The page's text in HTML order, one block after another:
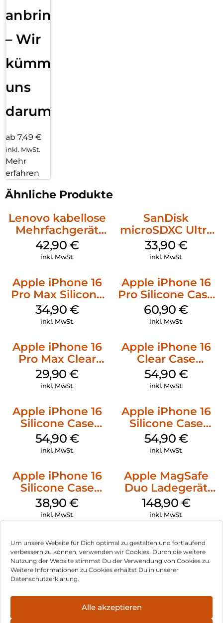
Um unsere Website für Dich optimal zu gestalten und fortlaufend
verbessern zu können, verwenden wir Cookies. Durch die weitere
Nutzung der Website stimmst Du der Verwendung von Cookies zu.
Weitere Informationen zu Cookies erhältst Du in unserer
Datenschutzerklärung.
Alle akzeptieren
anbringen
– Wir
kümmern
uns
darum!
ab 7,49 €
inkl. MwSt.
Mehr
erfahren
Ähnliche Produkte
Lenovo kabellose
Mehrfachgerät
Luna Grey
42,90 €
inkl. MwSt.
SanDisk
microSDXC Ultra
128 GB + Adapter
Mobile
33,90 €
inkl. MwSt.
Apple iPhone 16
Pro Max Silicone
Case MagSafe
Denim
34,90 €
inkl. MwSt.
Apple iPhone 16
Pro Silicone Case
MagSafe Stone
Gray
60,90€
inkl. MwSt.
Apple iPhone 16
Pro Max Clear
Case MagSafe
Transparent
29,90€
inkl. MwSt.
Apple iPhone 16
Clear Case
MagSafe
Transparent
54,90 €
inkl. MwSt.
Apple iPhone 16
Silicone Case
MagSafe Black
54,90 €
inkl. MwSt.
Apple iPhone 16
Silicone Case
MagSafe Lake
Green
54,90 €
inkl. MwSt.
Apple iPhone 16
Silicone Case
MagSafe
Ultramarine
38,90€
inkl. MwSt.
Apple MagSafe
Duo Ladegerät
Weiß
148,90 €
inkl. MwSt.
Impressum